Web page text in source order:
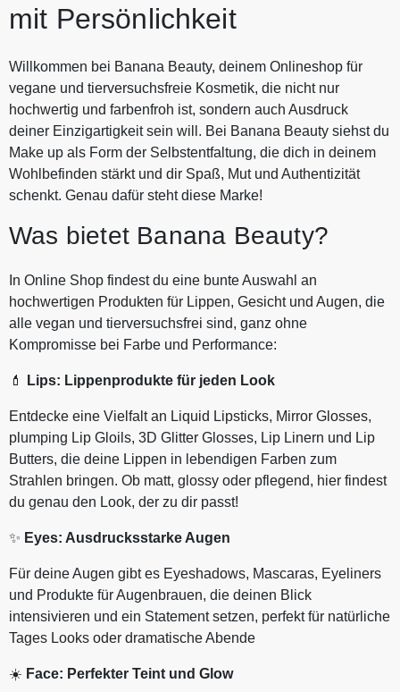
mit Persönlichkeit
Willkommen bei Banana Beauty, deinem Onlineshop für
vegane und tierversuchsfreie Kosmetik, die nicht nur
hochwertig und farbenfroh ist, sondern auch Ausdruck
deiner Einzigartigkeit sein will. Bei Banana Beauty siehst du
Make up als Form der Selbstentfaltung, die dich in deinem
Wohlbefinden stärkt und dir Spaß, Mut und Authentizität
schenkt. Genau dafür steht diese Marke!
Was bietet Banana Beauty?
In Online Shop findest du eine bunte Auswahl an
hochwertigen Produkten für Lippen, Gesicht und Augen, die
alle vegan und tierversuchsfrei sind, ganz ohne
Kompromisse bei Farbe und Performance:
💄 Lips: Lippenprodukte für jeden Look
Entdecke eine Vielfalt an Liquid Lipsticks, Mirror Glosses,
plumping Lip Gloils, 3D Glitter Glosses, Lip Linern und Lip
Butters, die deine Lippen in lebendigen Farben zum
Strahlen bringen. Ob matt, glossy oder pflegend, hier findest
du genau den Look, der zu dir passt!
✨ Eyes: Ausdrucksstarke Augen
Für deine Augen gibt es Eyeshadows, Mascaras, Eyeliners
und Produkte für Augenbrauen, die deinen Blick
intensivieren und ein Statement setzen, perfekt für natürliche
Tages Looks oder dramatische Abende
☀️ Face: Perfekter Teint und Glow